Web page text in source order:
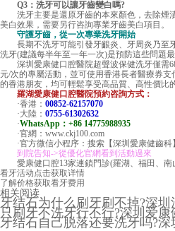
Q3：洗牙可以讓牙齒變白嗎?
洗牙主要是還原牙齒的本來顏色，去除煙
美白效果，需要另行咨詢專業牙齒美白項目。
守護牙齒，從一次專業洗牙開始
長期不洗牙可能引發牙齦炎、牙周炎乃至
洗牙(建議每半年至一年一次)是預防這些問題最
深圳愛康健口腔醫院超聲波保健洗牙僅需
元/次的專屬活動，並可使用香港長者醫療券
的香港朋友，均可輕鬆享受高品質、高性價比
羅湖愛康健口腔醫院預約咨詢方式：
·香港： 00852-62157070
·大陸： 0755-61302632
·WhatsApp：+86 14775988935
·官網：www.ckj100.com
·官方微信小程序：搜索【深圳愛康健齒科
到院告知->從優化官網看到活動過來
愛康健口腔13家連鎖門診(羅湖、福田、南
看牙活动点击获取详情
了解价格获取看牙费用
相关阅读
牙结石为什么刷牙刷不掉?深
只刷牙不洗牙行不行?深圳爱
牙结石自己脱落还要洗牙吗?深